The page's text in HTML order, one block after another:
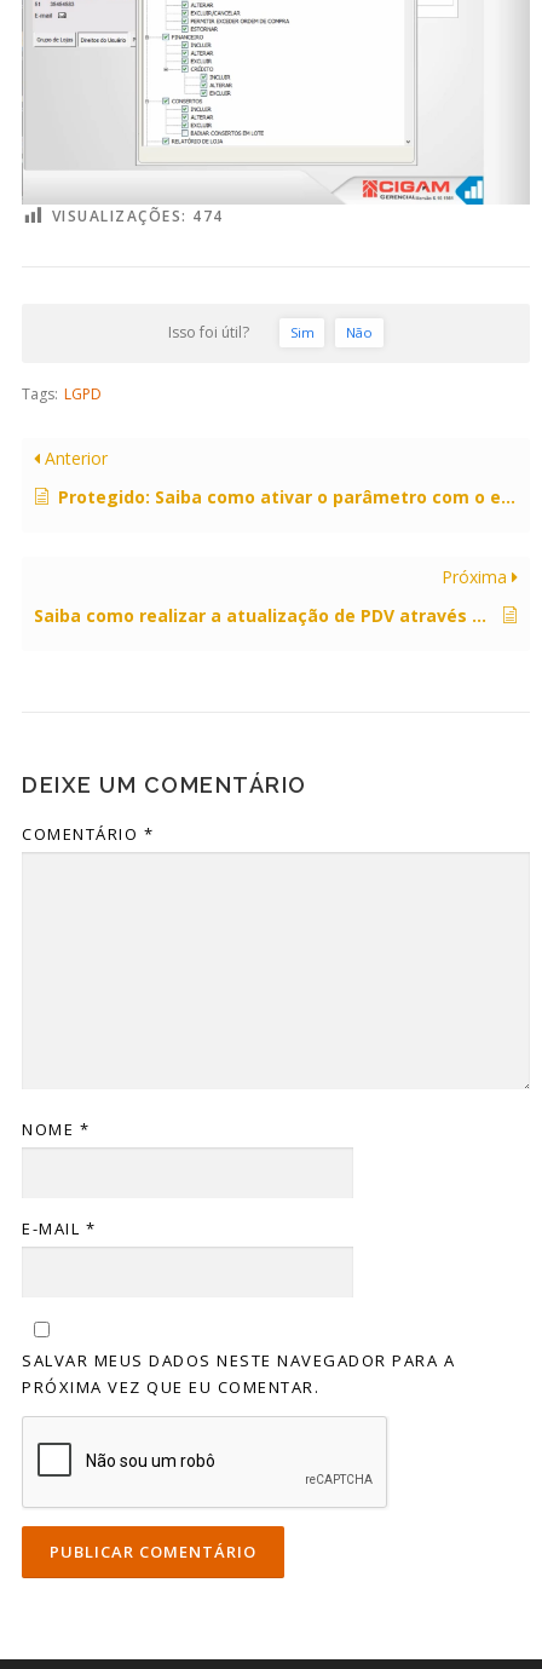
VISUALIZAÇÕES: 474
Isso foi útil? Sim Não
Tags: LGPD
Anterior
Protegido: Saiba como ativar o parâmetro com o endereço de e-mail do responsável pelo tratamento de dados pessoais (LGPD).
Próxima
Saiba como realizar a atualização de PDV através do envio de pacote automático.
DEIXE UM COMENTÁRIO
COMENTÁRIO *
NOME *
E-MAIL *
SALVAR MEUS DADOS NESTE NAVEGADOR PARA A
PRÓXIMA VEZ QUE EU COMENTAR.